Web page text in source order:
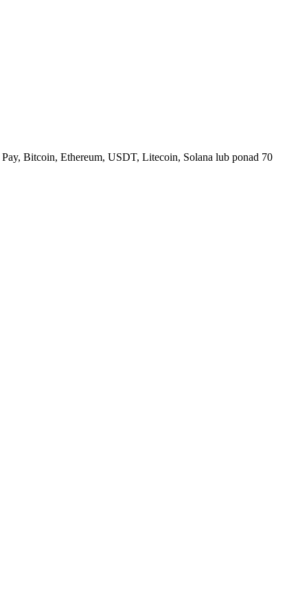
Bitcoin, Ethereum, USDT, Litecoin, Solana lub ponad 70